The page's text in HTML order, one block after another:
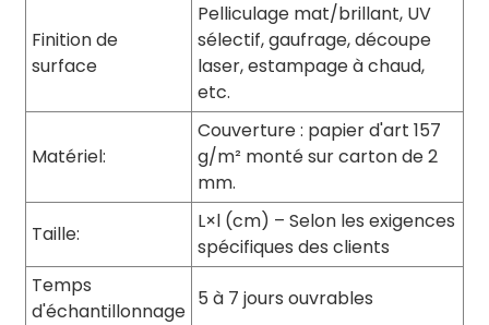
Finition de
surface
Pelliculage mat/brillant, UV
sélectif, gaufrage, découpe
laser, estampage à chaud,
etc.
Matériel:
Couverture : papier d'art 157
g/m² monté sur carton de 2
mm.
Taille:
L×l (cm) – Selon les exigences
spécifiques des clients
Temps
d'échantillonnage
5 à 7 jours ouvrables